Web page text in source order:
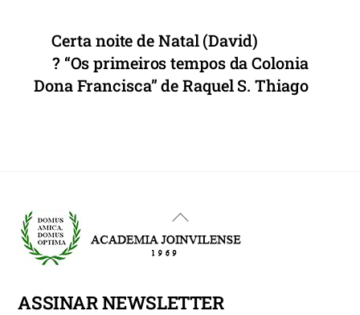
Certa noite de Natal (David)
? “Os primeiros tempos da Colonia
Dona Francisca” de Raquel S. Thiago
Back
To
ASSINAR NEWSLETTER